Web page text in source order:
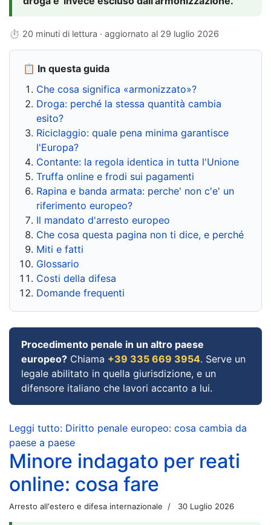
⏱ 20 minuti di lettura · aggiornato al 29 luglio 2026
📋 In questa guida
Che cosa significa «armonizzato»?
Droga: perché la stessa quantità cambia
esito?
Riciclaggio: quale pena minima garantisce
l'Europa?
Contante: la regola identica in tutta l'Unione
Truffa online e frodi sui pagamenti
Rapina e banda armata: perche' non c'e' un
riferimento europeo?
Il mandato d'arresto europeo
Che cosa questa pagina non ti dice, e perché
Miti e fatti
Glossario
Costi della difesa
Domande frequenti
Procedimento penale in un altro paese
europeo? Chiama +39 335 669 3954. Serve un
legale abilitato in quella giurisdizione, e un
difensore italiano che lavori accanto a lui.
Leggi tutto: Diritto penale europeo: cosa cambia da
paese a paese
Minore indagato per reati
online: cosa fare
Arresto all'estero e difesa internazionale 30 Luglio 2026